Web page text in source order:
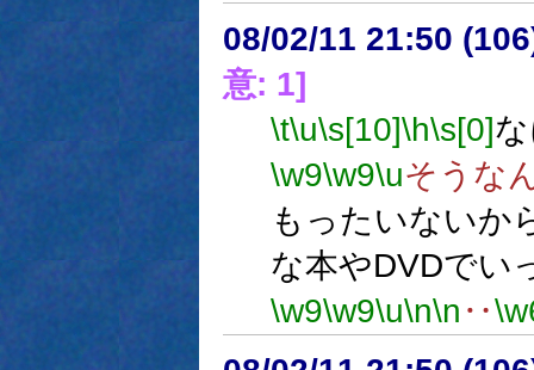
08/02/11 21:50
意: 1]
\t\u\s[10]\h\s[0]
\w9\w9\uそうな
もったいないか
な本やDVDでい
\w9\w9\u\n\n ‥